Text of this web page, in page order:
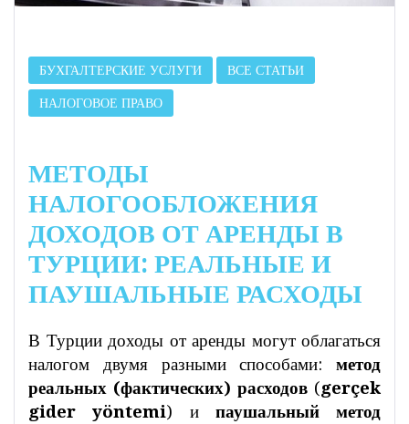
БУХГАЛТЕРСКИЕ УСЛУГИ ВСЕ СТАТЬИ
НАЛОГОВОЕ ПРАВО
МЕТОДЫ
НАЛОГООБЛОЖЕНИЯ
ДОХОДОВ ОТ АРЕНДЫ В
ТУРЦИИ: РЕАЛЬНЫЕ И
ПАУШАЛЬНЫЕ РАСХОДЫ
В Турции доходы от аренды могут облагаться
налогом двумя разными способами: метод
реальных (фактических) расходов (gerçek
gider yöntemi) и паушальный метод